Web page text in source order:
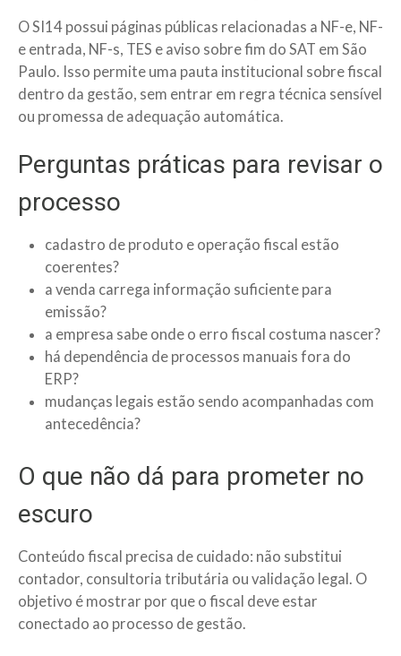
O SI14 possui páginas públicas relacionadas a NF-e, NF-
e entrada, NF-s, TES e aviso sobre fim do SAT em São
Paulo. Isso permite uma pauta institucional sobre fiscal
dentro da gestão, sem entrar em regra técnica sensível
ou promessa de adequação automática.
Perguntas práticas para revisar o
processo
cadastro de produto e operação fiscal estão
coerentes?
a venda carrega informação suficiente para
emissão?
a empresa sabe onde o erro fiscal costuma nascer?
há dependência de processos manuais fora do
ERP?
mudanças legais estão sendo acompanhadas com
antecedência?
O que não dá para prometer no
escuro
Conteúdo fiscal precisa de cuidado: não substitui
contador, consultoria tributária ou validação legal. O
objetivo é mostrar por que o fiscal deve estar
conectado ao processo de gestão.